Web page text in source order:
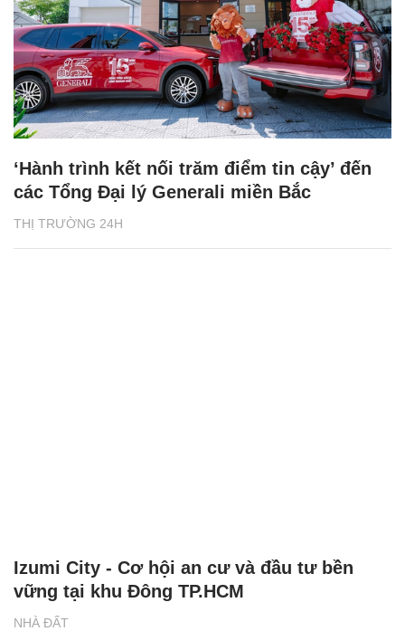
THỊ TRƯỜNG 24H
‘Hành trình kết nối trăm điểm tin cậy’ đến
các Tổng Đại lý Generali miền Bắc
NHÀ ĐẤT
Izumi City - Cơ hội an cư và đầu tư bền
vững tại khu Đông TP.HCM